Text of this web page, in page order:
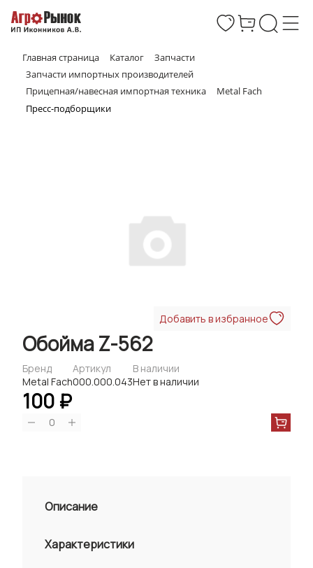
Главная страница Каталог
Запчасти
Запчасти импортных производителей
Прицепная/навесная импортная техника
Metal Fach
Пресс-подборщики
Добавить в избранное
Обойма Z-562
Бренд
Metal Fach
Артикул
000.000.043
В наличии
Нет в наличии
100 ₽
0
Описание
Характеристики